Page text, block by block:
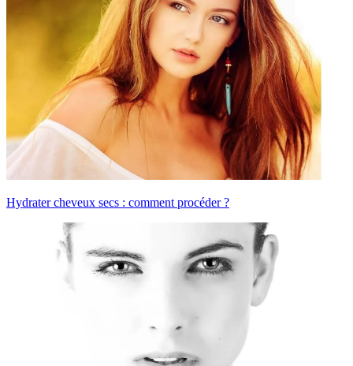
Hydrater cheveux secs : comment procéder ?